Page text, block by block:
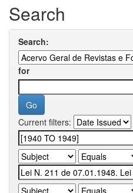
Search
Search:
for
Current filters: